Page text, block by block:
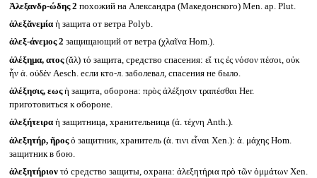
Ἀλεξανδρ-ώδης 2 похожий на Александра (Македонского) Men. ap. Plut.
ἀλεξᾰνεμία ἡ защита от ветра Polyb.
ἀλεξ-άνεμος 2 защищающий от ветра (χλαῖνα Hom.).
ἀλέξημα, ατος(ᾰλ) τό защита, средство спасения: εἴ τις ἐς νόσον πέσοι, οὐκ
ἦν ἀ. οὐδέν Aesch. если кто-л. заболевал, спасения не было.
ἀλέξησις, εωςἡ защита, оборона: πρὸς ἀλέξησιν τραπέσθαι Her.
приготовиться к обороне.
ἀλεξήτειρα ἡ защитница, хранительница (ἀ. τέχνη Anth.).
ἀλεξητήρ, ῆροςὁ защитник, хранитель (ἀ. τινι εἶναι Xen.): ἀ. μάχης Hom.
защитник в бою.
ἀλεξητήριον τό средство защиты, охрана: ἀλεξητήρια πρὸ τῶν ὀμμάτων Xen.